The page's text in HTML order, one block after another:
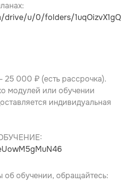
u/0/folders/
000 ₽ (есть рассрочка).
модулей или обучении
индивидуальная
об обучении, обращайтесь: